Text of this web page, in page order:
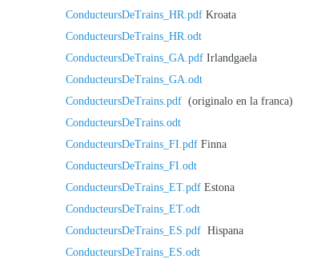
ConducteursDeTrains_HR.pdf Kroata
ConducteursDeTrains_HR.odt
ConducteursDeTrains_GA.pdf Irlandgaela
ConducteursDeTrains_GA.odt
ConducteursDeTrains.pdf (originalo en la franca)
ConducteursDeTrains.odt
ConducteursDeTrains_FI.pdf Finna
ConducteursDeTrains_FI.odt
ConducteursDeTrains_ET.pdf Estona
ConducteursDeTrains_ET.odt
ConducteursDeTrains_ES.pdf Hispana
ConducteursDeTrains_ES.odt